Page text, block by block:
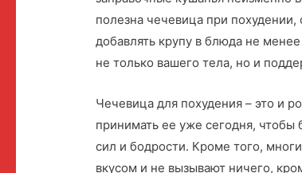
полезна чечевица при
добавлять крупу в блюда не
не только вашего тела, но и
Чечевица для похудения – это и
принимать ее уже сегодня, чтобы
сил и бодрости. Кроме того,
вкусом и не вызывают ничего,